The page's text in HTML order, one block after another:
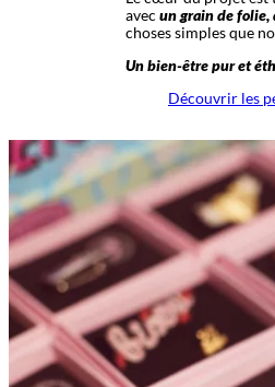
avec un grain de folie,
choses simples que
Un bien-être pur et
Découvrir les